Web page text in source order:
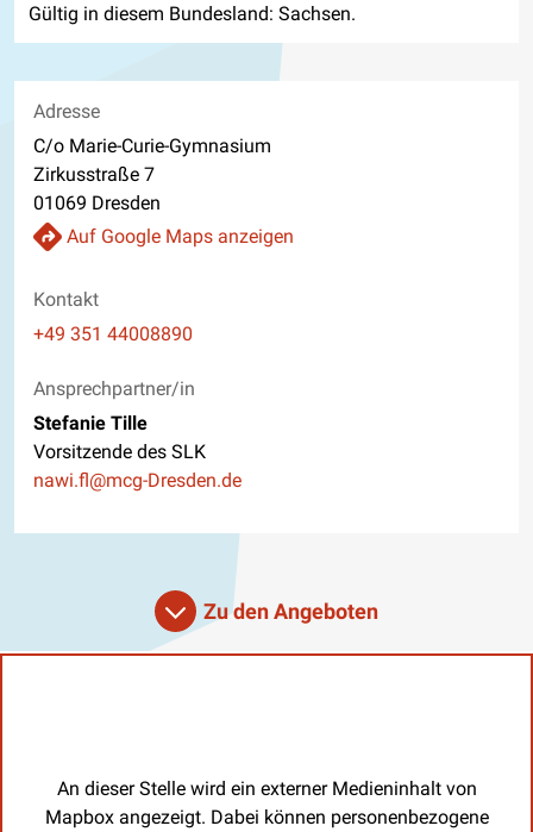
Gültig in diesem Bundesland: Sachsen.
Adresse
C/o Marie-Curie-Gymnasium
Zirkusstraße 7
01069 Dresden
Auf Google Maps anzeigen
Kontakt
Telefon
+49 351 44008890
Ansprechpartner/in
Stefanie Tille
Vorsitzende des SLK
E-Mail
nawi.fl@mcg-Dresden.de
Zu den Angeboten
An dieser Stelle wird ein externer Medieninhalt von
Mapbox angezeigt. Dabei können personenbezogene